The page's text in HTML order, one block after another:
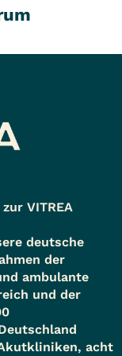
VITREA
deutsche
der
ambulante
und der
acht